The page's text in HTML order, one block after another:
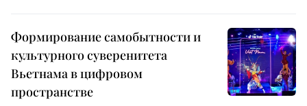
Формирование самобытности и
культурного суверенитета
Вьетнама в цифровом
пространстве